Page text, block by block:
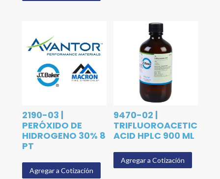
2190-03 |
PERÓXIDO DE
HIDROGENO 30% 8
PT
Agregar a Cotización
9470-02 |
TRIFLUOROACETIC
ACID HPLC 900 ML
Agregar a Cotización